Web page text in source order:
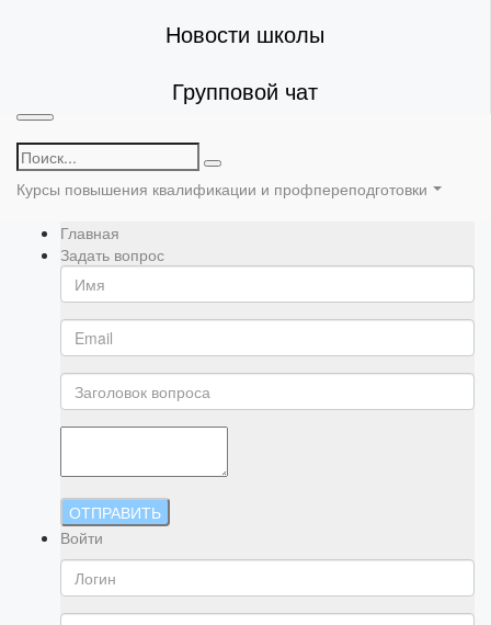
Новости школы
Групповой чат
Курсы повышения квалификации и профпереподготовки
Главная
Задать вопрос
ОТПРАВИТЬ
Войти